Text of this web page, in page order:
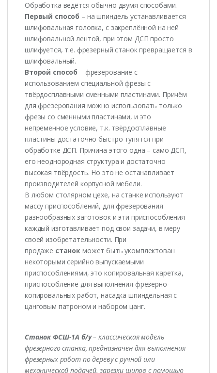
Обработка ведётся обычно двумя способами.
Первый способ – на шпиндель устанавливается
шлифовальная головка, с закреплённой на ней
шлифовальной лентой, при этом ДСП просто
шлифуется, т.е. фрезерный станок превращается в
шлифовальный.
Второй способ – фрезерование с
использованием специальной фрезы с
твёрдосплавными сменными пластинами. Причём
для фрезерования можно использовать только
фрезы со сменными пластинами, и это
непременное условие, т.к. твёрдосплавные
пластины достаточно быстро тупятся при
обработке ДСП. Причина этого одна – само ДСП,
его неоднородная структура и достаточно
высокая твёрдость. Но это не останавливает
производителей корпусной мебели.
В любом столярном цехе, на станке используют
массу приспособлений, для фрезерования
разнообразных заготовок и эти приспособления
каждый изготавливает под свои задачи, в меру
своей изобретательности. При
продаже станок может быть укомплектован
некоторыми серийно выпускаемыми
приспособлениями, это копировальная каретка,
приспособление для выполнения фрезерно-
копировальных работ, насадка шпиндельная с
цанговым патроном и набором цанг.
Станок ФСШ-1А б/у– классическая модель
фрезерного станка, предназначен для выполнения
фрезерных работ по дереву с ручной или
механической подачей, зарезки шипов с помощью